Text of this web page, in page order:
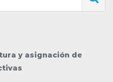
y asignación de